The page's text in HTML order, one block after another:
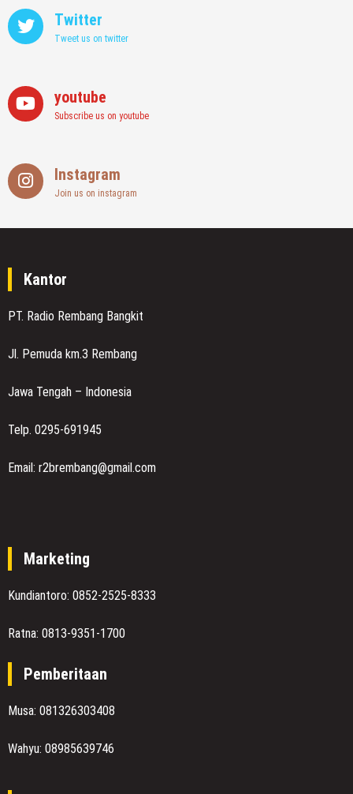
Twitter
Tweet us on twitter
youtube
Subscribe us on youtube
Instagram
Join us on instagram
Kantor
PT. Radio Rembang Bangkit
Jl. Pemuda km.3 Rembang
Jawa Tengah – Indonesia
Telp. 0295-691945
Email: r2brembang@gmail.com
Marketing
Kundiantoro: 0852-2525-8333
Ratna: 0813-9351-1700
Pemberitaan
Musa: 081326303408
Wahyu: 08985639746